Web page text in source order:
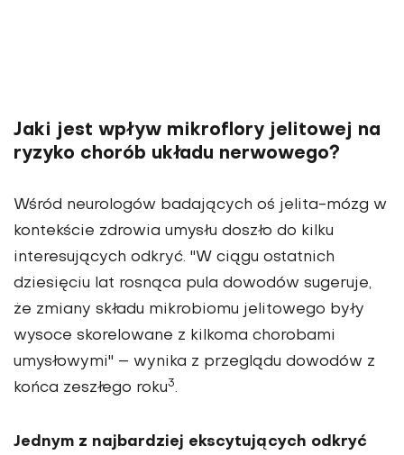
Jaki jest wpływ mikroflory jelitowej na
ryzyko chorób układu nerwowego?
Wśród neurologów badających oś jelita-mózg w
kontekście zdrowia umysłu doszło do kilku
interesujących odkryć. "W ciągu ostatnich
dziesięciu lat rosnąca pula dowodów sugeruje,
że zmiany składu mikrobiomu jelitowego były
wysoce skorelowane z kilkoma chorobami
umysłowymi" – wynika z przeglądu dowodów z
końca zeszłego roku3.
Jednym z najbardziej ekscytujących odkryć